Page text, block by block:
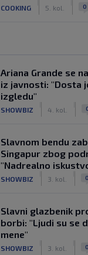
COOKING 5. kol. 0
Ariana Grande se
iz javnosti: "Dosta
izgledu"
SHOWBIZ 4. kol.
Slavnom bendu
Singapur zbog
"Nadrealno
SHOWBIZ 3. kol. 0
Slavni glazbenik
borbi: "Ljudi su se
mene"
SHOWBIZ 3. kol. 0